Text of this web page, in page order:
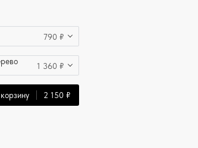
790 ₽
1 360 ₽
2 150 ₽